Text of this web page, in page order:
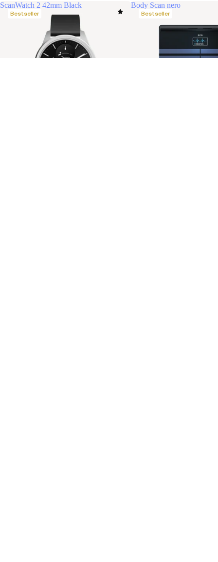
ScanWatch 2 42mm Black
Bestseller
Body Scan nero
Bestseller